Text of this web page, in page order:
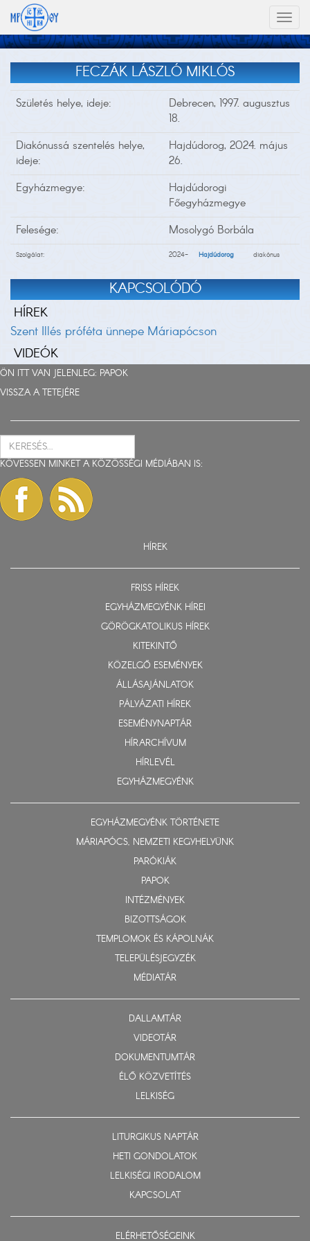
FECZÁK LÁSZLÓ MIKLÓS
Születés helye, ideje:
Debrecen, 1997. augusztus
18.
Diakónussá szentelés helye,
ideje:
Hajdúdorog, 2024. május
26.
Egyházmegye:
Hajdúdorogi
Főegyházmegye
Felesége:
Mosolygó Borbála
Szolgálat: 2024- Hajdúdorog diakónus
KAPCSOLÓDÓ
HÍREK
Szent Illés próféta ünnepe Máriapócson
VIDEÓK
ÖN ITT VAN JELENLEG: PAPOK
VISSZA A TETEJÉRE
KÖVESSEN MINKET A KÖZÖSSÉGI MÉDIÁBAN IS:
HÍREK
FRISS HÍREK
EGYHÁZMEGYÉNK HÍREI
GÖRÖGKATOLIKUS HÍREK
KITEKINTŐ
KÖZELGŐ ESEMÉNYEK
ÁLLÁSAJÁNLATOK
PÁLYÁZATI HÍREK
ESEMÉNYNAPTÁR
HÍRARCHÍVUM
HÍRLEVÉL
EGYHÁZMEGYÉNK
EGYHÁZMEGYÉNK TÖRTÉNETE
MÁRIAPÓCS, NEMZETI KEGYHELYÜNK
PARÓKIÁK
PAPOK
INTÉZMÉNYEK
BIZOTTSÁGOK
TEMPLOMOK ÉS KÁPOLNÁK
TELEPÜLÉSJEGYZÉK
MÉDIATÁR
DALLAMTÁR
VIDEOTÁR
DOKUMENTUMTÁR
ÉLŐ KÖZVETÍTÉS
LELKISÉG
LITURGIKUS NAPTÁR
HETI GONDOLATOK
LELKISÉGI IRODALOM
KAPCSOLAT
ELÉRHETŐSÉGEINK